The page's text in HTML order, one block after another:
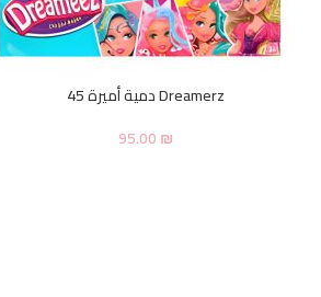
Dreamerz دمية أميرة 45
95.00₪